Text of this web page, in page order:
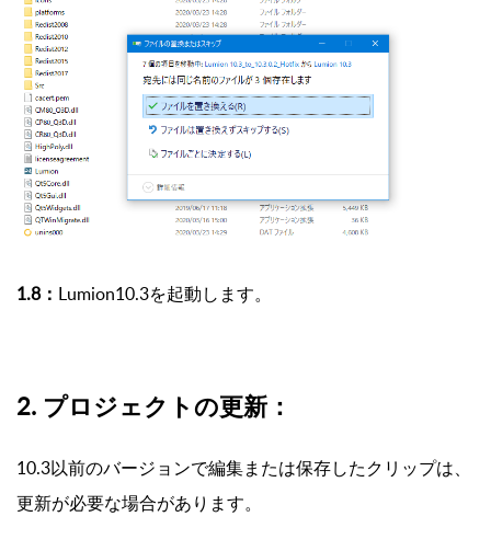
1.8： Lumion10.3を起動します。
2. プロジェクトの更新：
10.3以前のバージョンで編集または保存したクリップは、
更新が必要な場合があります。